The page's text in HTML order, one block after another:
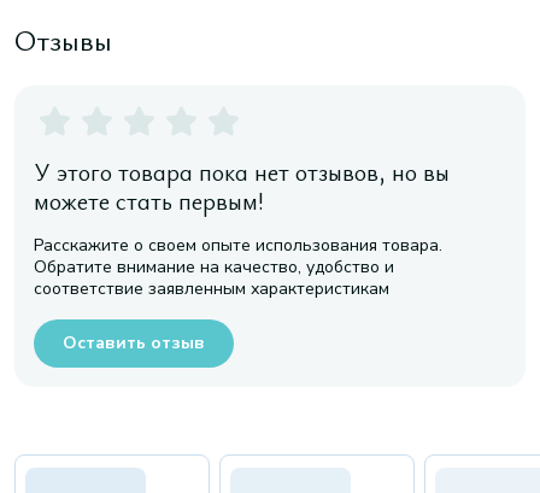
Отзывы
У этого товара пока нет отзывов, но вы
можете стать первым!
Расскажите о своем опыте использования товара.
Обратите внимание на качество, удобство и
соответствие заявленным характеристикам
Оставить отзыв